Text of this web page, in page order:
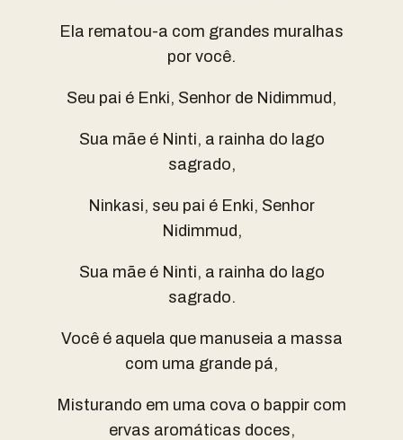
Ela rematou-a com grandes muralhas
por você.
Seu pai é Enki, Senhor de Nidimmud,
Sua mãe é Ninti, a rainha do lago
sagrado,
Ninkasi, seu pai é Enki, Senhor
Nidimmud,
Sua mãe é Ninti, a rainha do lago
sagrado.
Você é aquela que manuseia a massa
com uma grande pá,
Misturando em uma cova o bappir com
ervas aromáticas doces,